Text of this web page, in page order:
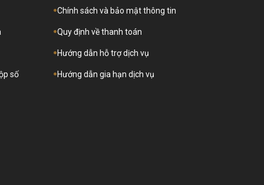
số
Chính sách và bảo mật thông tin
Quy định về thanh toán
Hướng dẫn hỗ trợ dịch vụ
Hướng dẫn gia hạn dịch vụ